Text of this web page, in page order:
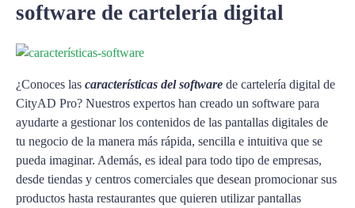
software de cartelería digital
¿Conoces las características del software de cartelería digital de
CityAD Pro? Nuestros expertos han creado un software para
ayudarte a gestionar los contenidos de las pantallas digitales de
tu negocio de la manera más rápida, sencilla e intuitiva que se
pueda imaginar. Además, es ideal para todo tipo de empresas,
desde tiendas y centros comerciales que desean promocionar sus
productos hasta restaurantes que quieren utilizar pantallas